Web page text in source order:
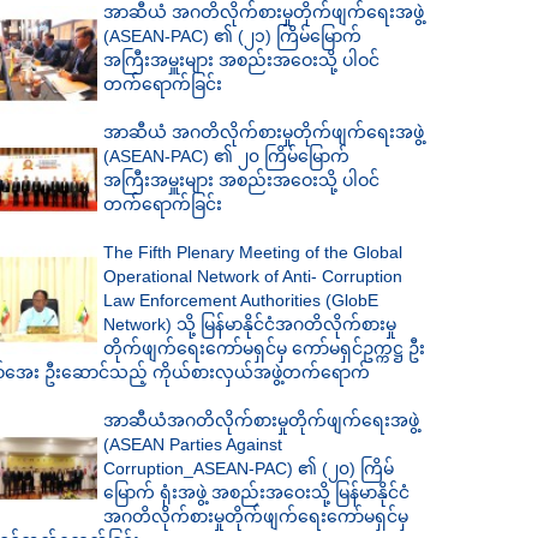
အာဆီယံ အဂတိလိုက်စားမှုတိုက်ဖျက်ရေးအဖွဲ့
(ASEAN-PAC) ၏ (၂၁) ကြိမ်မြောက်
အကြီးအမှူးများ အစည်းအဝေးသို့ ပါဝင်
တက်ရောက်ခြင်း
အာဆီယံ အဂတိလိုက်စားမှုတိုက်ဖျက်ရေးအဖွဲ့
(ASEAN-PAC) ၏ ၂၀ ကြိမ်မြောက်
အကြီးအမှူးများ အစည်းအဝေးသို့ ပါဝင်
တက်ရောက်ခြင်း
The Fifth Plenary Meeting of the Global
Operational Network of Anti- Corruption
Law Enforcement Authorities (GlobE
Network) သို့ မြန်မာနိုင်ငံအဂတိလိုက်စားမှု
တိုက်ဖျက်ရေးကော်မရှင်မှ ကော်မရှင်ဥက္ကဋ္ဌ ဦး
အေး ဦးဆောင်သည့် ကိုယ်စားလှယ်အဖွဲ့တက်ရောက်
အာဆီယံအဂတိလိုက်စားမှုတိုက်ဖျက်ရေးအဖွဲ့
(ASEAN Parties Against
Corruption_ASEAN-PAC) ၏ (၂၀) ကြိမ်
မြောက် ရုံးအဖွဲ့ အစည်းအဝေးသို့ မြန်မာနိုင်ငံ
အဂတိလိုက်စားမှုတိုက်ဖျက်ရေးကော်မရှင်မှ